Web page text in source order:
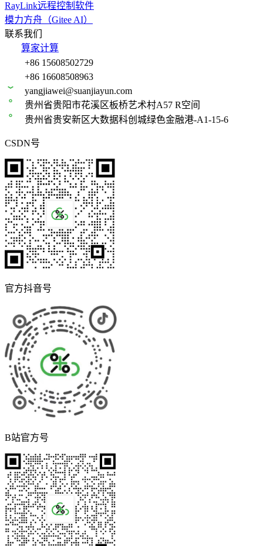
RayLink远程控制软件
模力方舟（Gitee AI）
联系我们
算家计算
+86 15608502729
+86 16608508963
yangjiawei@suanjiayun.com
贵州省贵阳市花溪区板桥艺术村A57 R空间
贵州省贵安新区大数据科创城绿色金融港-A1-15-6
CSDN号
官方抖音号
B站官方号